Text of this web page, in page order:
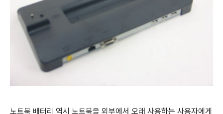
노트북 배터리 역시 노트북을 외부에서 오래 사용하는 사용자에게